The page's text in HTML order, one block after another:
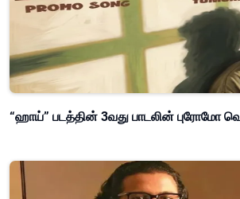
“ஹாய்” படத்தின் 3வது பாடலின் புரோமோ